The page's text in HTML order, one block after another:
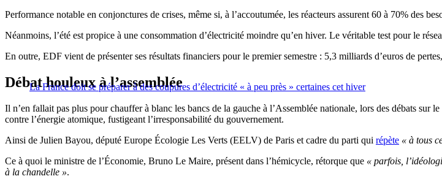
Performance notable en conjonctures de crises, même si, à l’accoutumée, les réacteurs assurent 60 à 70% des
Néanmoins, l’été est propice à une consommation d’électricité moindre qu’en hiver. Le véritable test pour le
En outre, EDF vient de présenter ses résultats financiers pour le premier semestre : 5,3 milliards d’euros de
La France doit se préparer à des coupures d’électricité « à peu près » certaines cet hiver
Débat houleux à l’assemblée
Il n’en fallait pas plus pour chauffer à blanc les bancs de la gauche à l’Assemblée nationale, lors des débats
contre l’énergie atomique, fustigeant l’irresponsabilité du gouvernement.
Ainsi de Julien Bayou, député Europe Écologie Les Verts (EELV) de Paris et cadre du parti qui répète « à tous
Ce à quoi le ministre de l’Économie, Bruno Le Maire, présent dans l’hémicycle, rétorque que « parfois,
à la chandelle ».